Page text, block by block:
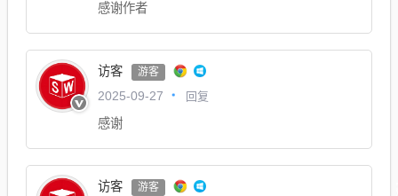
感谢作者
访客 游客
2025-09-27 回复
感谢
访客 游客